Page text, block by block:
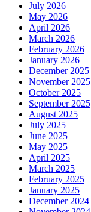
July 2026
May 2026
April 2026
March 2026
February 2026
January 2026
December 2025
November 2025
October 2025
September 2025
August 2025
July 2025
June 2025
May 2025
April 2025
March 2025
February 2025
January 2025
December 2024